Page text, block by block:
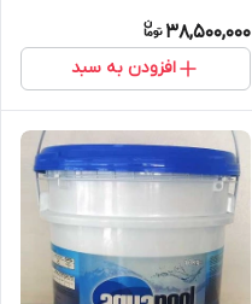
38,500,000
افزودن به سبد